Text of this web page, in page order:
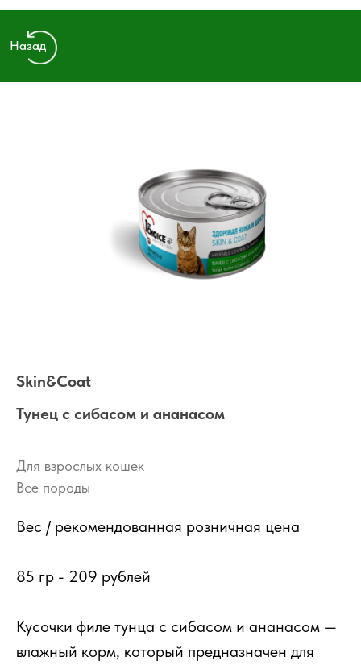
Назад
Skin&Coat
Тунец с сибасом и ананасом
Для взрослых кошек
Все породы
Вес / рекомендованная розничная цена
85 гр - 209 рублей
Кусочки филе тунца с сибасом и ананасом —
влажный корм, который предназначен для